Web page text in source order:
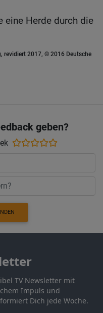
eine Herde durch die
revidiert 2017, © 2016 Deutsche
geben?
TV Newsletter mit
Impuls und
Dich jede Woche.